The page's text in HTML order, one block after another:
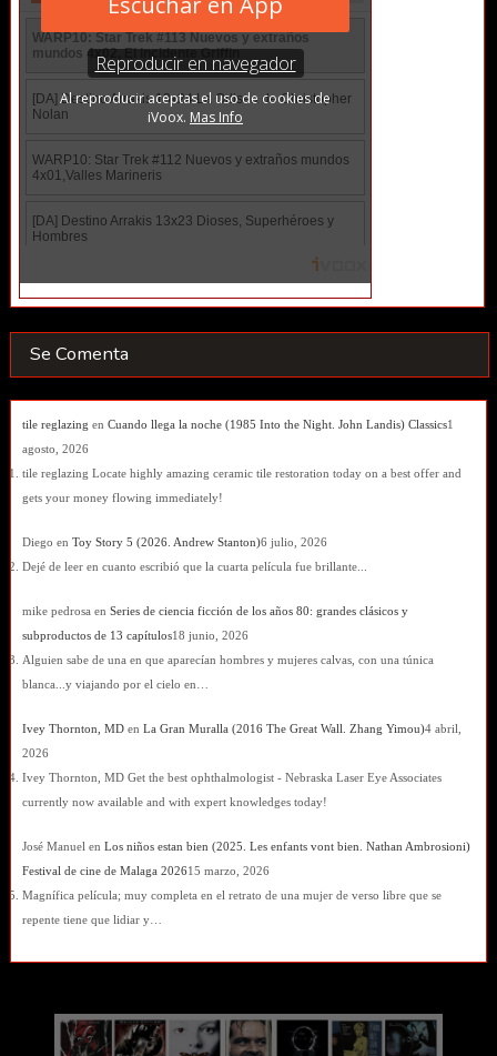
Se Comenta
tile reglazing en Cuando llega la noche (1985 Into the Night. John Landis) Classics1
agosto, 2026
tile reglazing Locate highly amazing ceramic tile restoration today on a best offer and
gets your money flowing immediately!
Diego en Toy Story 5 (2026. Andrew Stanton)6 julio, 2026
Dejé de leer en cuanto escribió que la cuarta película fue brillante...
mike pedrosa en Series de ciencia ficción de los años 80: grandes clásicos y
subproductos de 13 capítulos18 junio, 2026
Alguien sabe de una en que aparecían hombres y mujeres calvas, con una túnica
blanca...y viajando por el cielo en…
Ivey Thornton, MDen La Gran Muralla (2016 The Great Wall. Zhang Yimou)4 abril,
2026
Ivey Thornton, MD Get the best ophthalmologist - Nebraska Laser Eye Associates
currently now available and with expert knowledges today!
José Manuel en Los niños estan bien (2025. Les enfants vont bien. Nathan Ambrosioni)
Festival de cine de Malaga 202615 marzo, 2026
Magnífica película; muy completa en el retrato de una mujer de verso libre que se
repente tiene que lidiar y…